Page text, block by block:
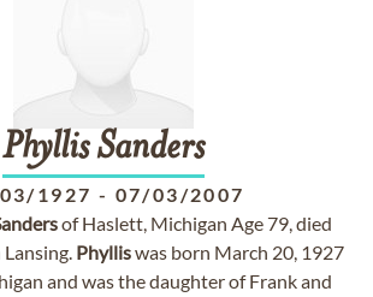
PhyllisSanders
1927 - 07/03/2007
of Haslett, Michigan Age 79, died
Phylliswas born March 20, 1927
and was the daughter of Frank and